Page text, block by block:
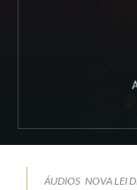
ÁUDIOS NOVA LEI